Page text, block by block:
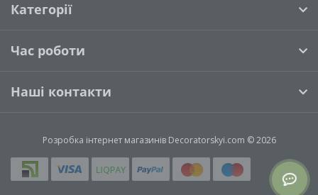
Категорії
Час роботи
Наші контакти
Розробка інтернет магазинівDecoratorskyi.com © 2026